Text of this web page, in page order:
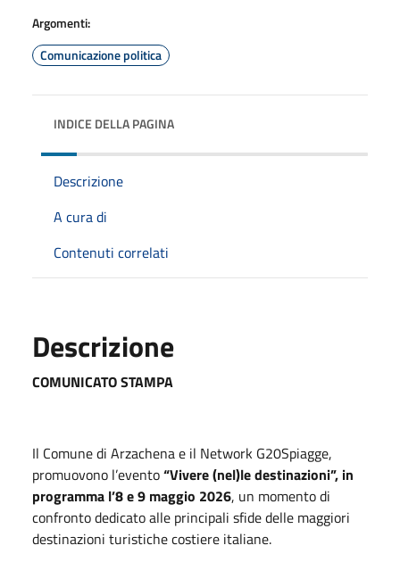
Argomenti:
Comunicazione politica
INDICE DELLA PAGINA
Descrizione
A cura di
Contenuti correlati
Descrizione
COMUNICATO STAMPA
Il Comune di Arzachena e il Network G20Spiagge,
promuovono l’evento“Vivere (nel)le destinazioni”, in
programma l’8 e9 maggio 2026, un momento di
confronto dedicato alle principali sfide delle maggiori
destinazioni turistiche costiere italiane.